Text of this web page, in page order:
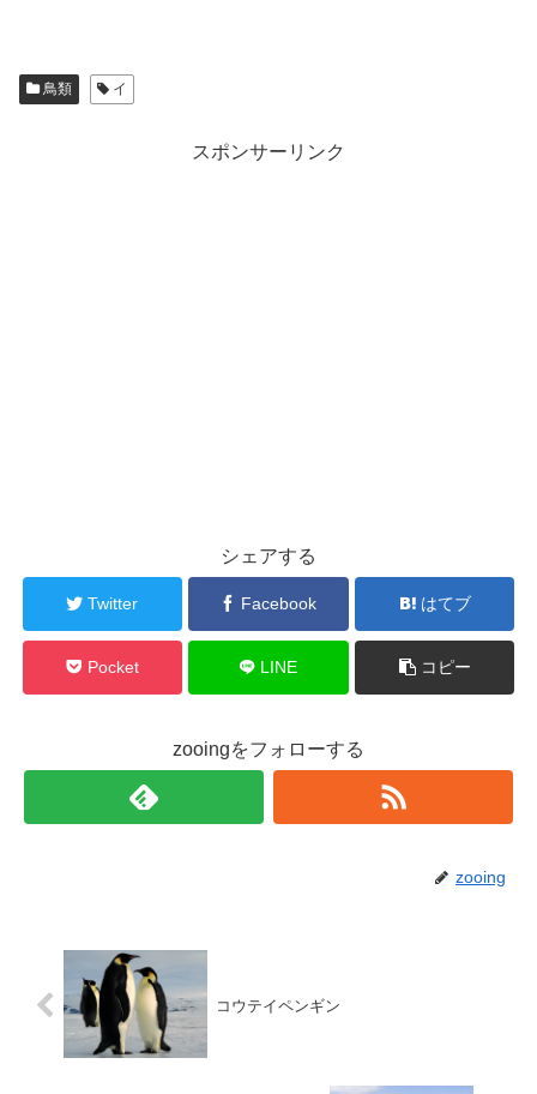
鳥類 イ
スポンサーリンク
シェアする
Twitter Facebook はてブ
Pocket LINE コピー
zooingをフォローする
zooing
コウテイペンギン